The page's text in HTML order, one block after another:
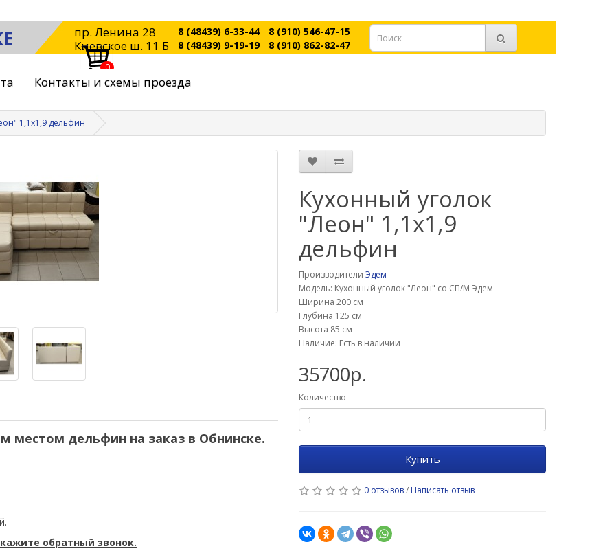
пр. Ленина 28
Киевское ш. 11 Б
8 (48439) 6-33-44
8 (48439) 9-19-19
8 (910) 546-47-15
8 (910) 862-82-47
0
Контакты и схемы проезда
1,1х1,9 дельфин
местом дельфин на заказ в Обнинске.
обратный звонок.
Кухонный уголок
"Леон" 1,1х1,9
дельфин
Производители Эдем
Модель: Кухонный уголок "Леон" со СП/М Эдем
Ширина 200 см
Глубина 125 см
Высота 85 см
Наличие: Есть в наличии
35700р.
Количество
Купить
0 отзывов/ Написать отзыв